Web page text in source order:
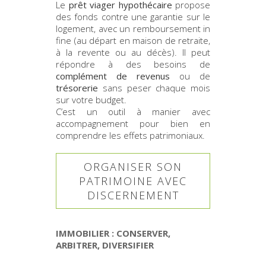
Le prêt viager hypothécaire propose
des fonds contre une garantie sur le
logement, avec un remboursement in
fine (au départ en maison de retraite,
à la revente ou au décès). Il peut
répondre à des besoins de
complément de revenus ou de
trésorerie sans peser chaque mois
sur votre budget.
C’est un outil à manier avec
accompagnement pour bien en
comprendre les effets patrimoniaux.
ORGANISER SON
PATRIMOINE AVEC
DISCERNEMENT
IMMOBILIER : CONSERVER,
ARBITRER, DIVERSIFIER